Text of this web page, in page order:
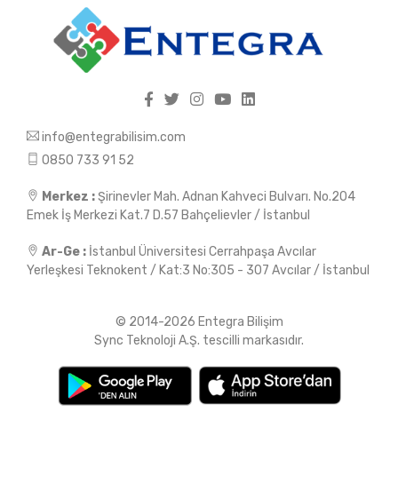
info@entegrabilisim.com
0850 733 91 52
Merkez :Şirinevler Mah. Adnan Kahveci Bulvarı. No.204
Emek İş Merkezi Kat.7 D.57 Bahçelievler / İstanbul
Ar-Ge : İstanbul Üniversitesi Cerrahpaşa Avcılar
Yerleşkesi Teknokent / Kat:3 No:305 - 307 Avcılar / İstanbul
© 2014-2026 Entegra Bilişim
Sync Teknoloji A.Ş. tescilli markasıdır.